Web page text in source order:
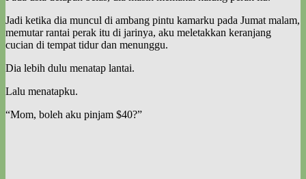
Jadi ketika dia muncul di ambang pintu kamarku pada Jumat malam,
memutar rantai perak itu di jarinya, aku meletakkan keranjang
cucian di tempat tidur dan menunggu.
Dia lebih dulu menatap lantai.
Lalu menatapku.
“Mom, boleh aku pinjam $40?”